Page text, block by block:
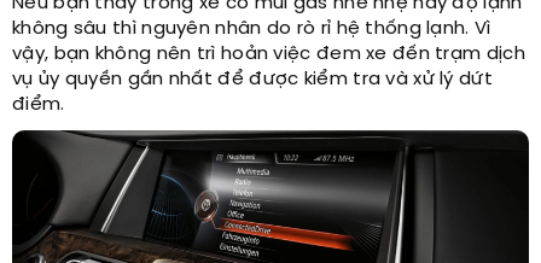
Nếu bạn thấy trong xe có mùi gas nhè nhẹ hay độ lạnh
không sâu thì nguyên nhân do rò rỉ hệ thống lạnh. Vì
vậy, bạn không nên trì hoản việc đem xe đến trạm dịch
vụ ủy quyền gần nhất để được kiểm tra và xử lý dứt
điểm.